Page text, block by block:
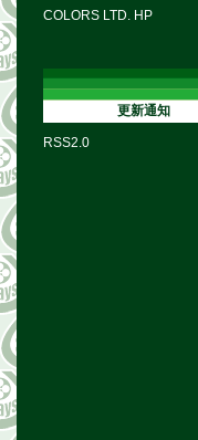
COLORS LTD. HP
更新通知
RSS2.0